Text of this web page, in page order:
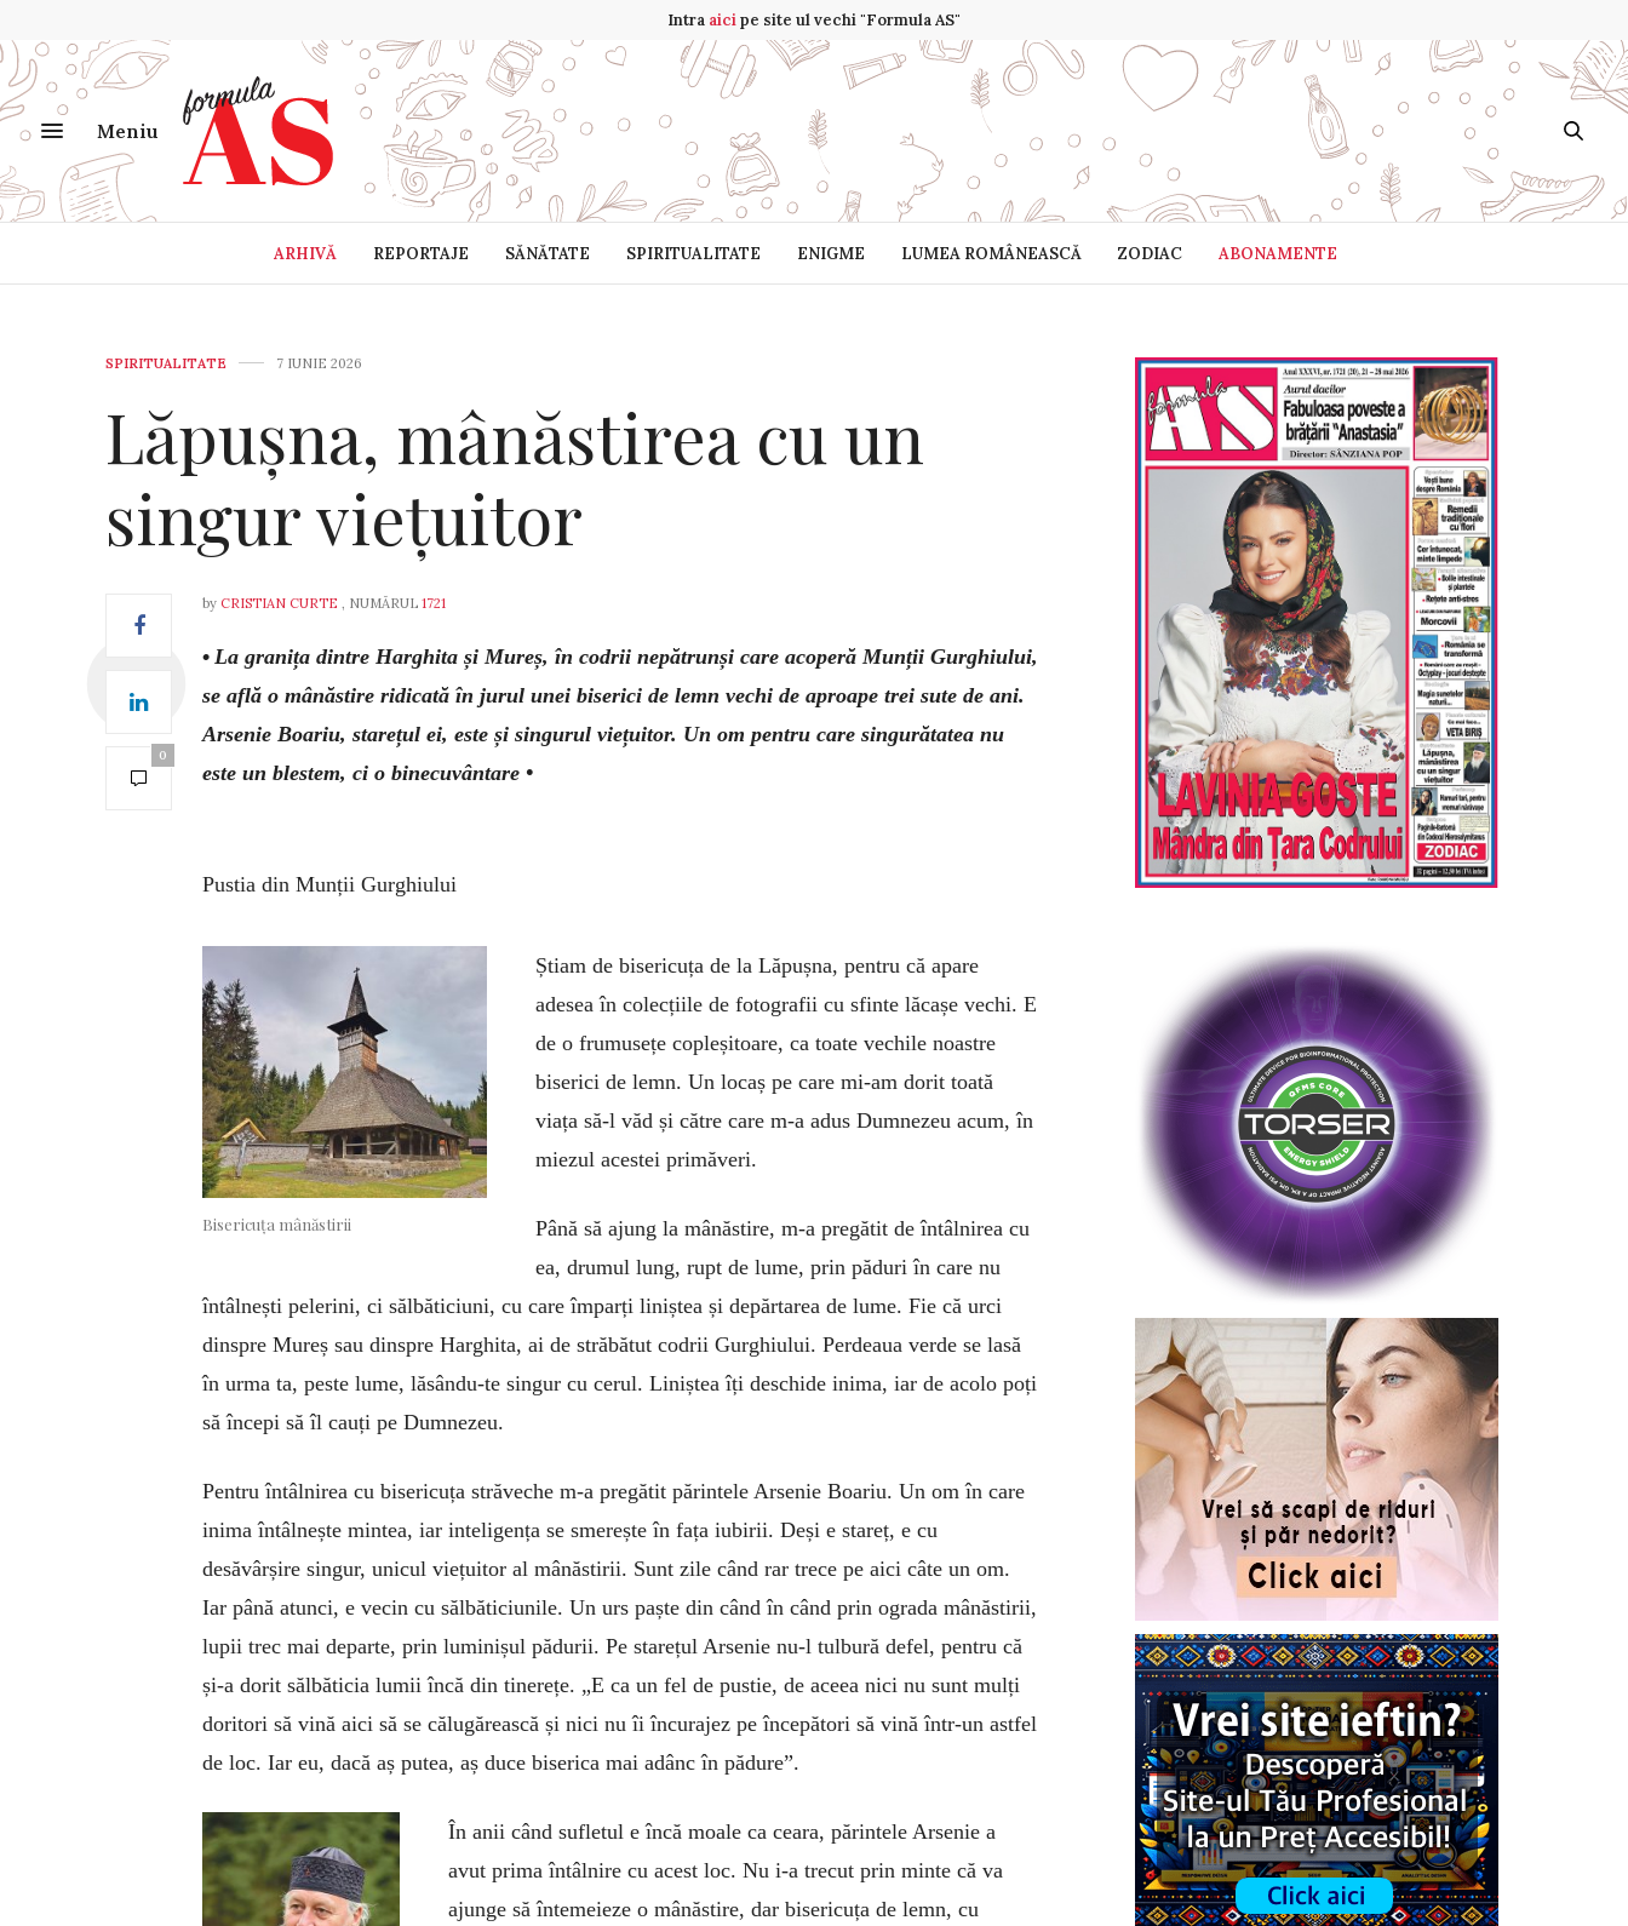
Intra aicipe site ul vechi "Formula AS"
Meniu
ARHIVĂ REPORTAJE SĂNĂTATE SPIRITUALITATE ENIGME LUMEA ROMÂNEASCĂ ZODIAC ABONAMENTE
SPIRITUALITATE 7 IUNIE 2026
Lăpușna, mânăstirea cu un
singur viețuitor
0
by CRISTIAN CURTE , NUMĂRUL 1721
• La granița dintre Harghita și Mureș, în codrii nepătrunși care acoperă Munții Gurghiului,
se află o mânăstire ridicată în jurul unei biserici de lemn vechi de aproape trei sute de ani.
Arsenie Boariu, starețul ei, este și singurul viețuitor. Un om pentru care singurătatea nu
este un blestem, ci o binecuvântare •
Pustia din Munții Gurghiului
Bisericuța mânăstirii
Știam de bisericuța de la Lăpușna, pentru că apare
adesea în colecțiile de fotografii cu sfinte lăcașe vechi. E
de o frumusețe copleșitoare, ca toate vechile noastre
biserici de lemn. Un locaș pe care mi-am dorit toată
viața să-l văd și către care m-a adus Dumnezeu acum, în
miezul acestei primăveri.
Până să ajung la mânăstire, m-a pregătit de întâlnirea cu
ea, drumul lung, rupt de lume, prin păduri în care nu
întâlnești pelerini, ci sălbăticiuni, cu care împarți liniștea și depărtarea de lume. Fie că urci
dinspre Mureș sau dinspre Harghita, ai de străbătut codrii Gurghiului. Perdeaua verde se lasă
în urma ta, peste lume, lăsându-te singur cu cerul. Li­niștea îți deschide inima, iar de acolo poți
să începi să îl cauți pe Dumnezeu.
Pentru întâlnirea cu bisericuța străveche m-a pregătit părintele Arsenie Boariu. Un om în care
inima întâlnește mintea, iar inteligența se smerește în fața iubirii. Deși e stareț, e cu
desăvârșire singur, unicul viețuitor al mânăstirii. Sunt zile când rar trece pe aici câte un om.
Iar până atunci, e vecin cu sălbăticiunile. Un urs paște din când în când prin ograda mânăstirii,
lupii trec mai departe, prin luminișul pădurii. Pe starețul Arsenie nu-l tulbură defel, pentru că
și-a dorit sălbăticia lumii încă din tinerețe. „E ca un fel de pustie, de aceea nici nu sunt mulți
doritori să vină aici să se călugărească și nici nu îi încurajez pe începători să vină într-un astfel
de loc. Iar eu, dacă aș putea, aș duce biserica mai adânc în pădure”.
În anii când sufletul e încă moale ca ceara, părintele Arsenie a
avut prima întâlnire cu acest loc. Nu i-a trecut prin minte că va
ajunge să întemeieze o mânăstire, dar bisericuța de lemn, cu